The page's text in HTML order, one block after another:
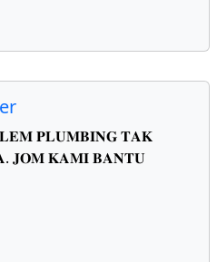
𝐏𝐋𝐔𝐌𝐁𝐈𝐍𝐆 𝐓𝐀𝐊
𝐉𝐎𝐌 𝐊𝐀𝐌𝐈 𝐁𝐀𝐍𝐓𝐔